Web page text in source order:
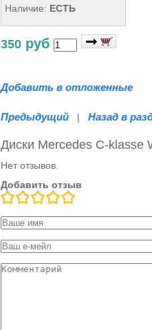
Наличие: ЕСТЬ
350 руб
Добавить в отложенные
Предыдущий | Назад в
Диски Mercedes С-klasse
Нет отзывов.
Добавить отзыв